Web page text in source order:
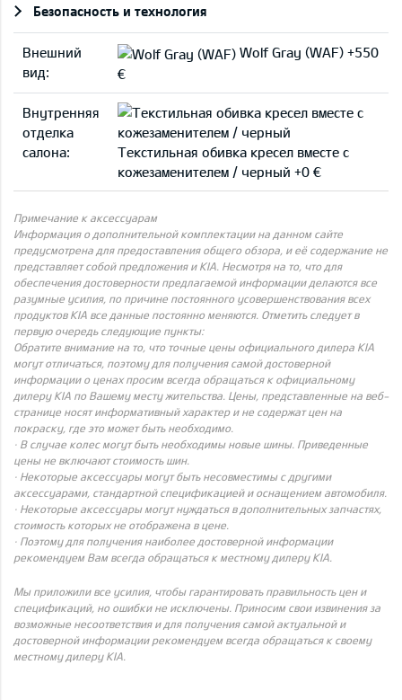
Безопасность и технология
Внешний
вид:
Wolf Gray (WAF) +550
€
Внутренняя
отделка
салона:
Текстильная обивка кресел вместе с
кожезаменителем / черный +0 €
Примечание к аксессуарам
Информация о дополнительной комплектации на данном сайте
предусмотрена для предоставления общего обзора, и её содержание не
представляет собой предложения и KIA. Несмотря на то, что для
обеспечения достоверности предлагаемой информации делаются все
разумные усилия, по причине постоянного усовершенствования всех
продуктов KIA все данные постоянно меняются. Отметить следует в
первую очередь следующие пункты:
Обратите внимание на то, что точные цены официального дилера KIA
могут отличаться, поэтому для получения самой достоверной
информации о ценах просим всегда обращаться к официальному
дилеру KIA по Вашему месту жительства. Цены, представленные на веб-
странице носят информативный характер и не содержат цен на
покраску, где это может быть необходимо.
· В случае колес могут быть необходимы новые шины. Приведенные
цены не включают стоимость шин.
· Некоторые аксессуары могут быть несовместимы с другими
аксессуарами, стандартной спецификацией и оснащением автомобиля.
· Некоторые аксессуары могут нуждаться в дополнительных запчастях,
стоимость которых не отображена в цене.
· Поэтому для получения наиболее достоверной информации
рекомендуем Вам всегда обращаться к местному дилеру KIA.
Мы приложили все усилия, чтобы гарантировать правильность цен и
спецификаций, но ошибки не исключены. Приносим свои извинения за
возможные несоответствия и для получения самой актуальной и
достоверной информации рекомендуем всегда обращаться к своему
местному дилеру KIA.